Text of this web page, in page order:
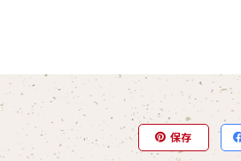
保存